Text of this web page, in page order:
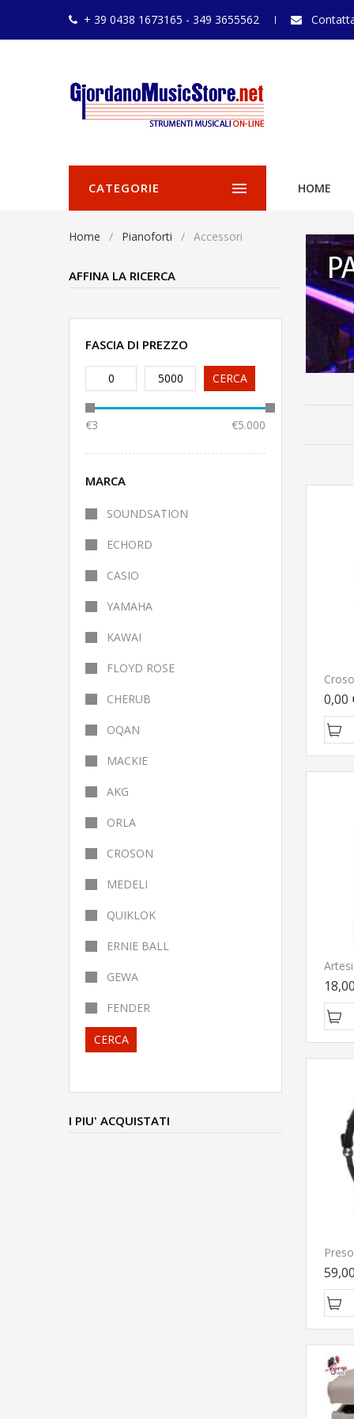
+ 39 0438 1673165 - 349 3655562
CATEGORIE HOME
Home Pianoforti Accessori
AFFINA LA RICERCA
FASCIA DI PREZZO
0 5000 CERCA
€3 €5.000
MARCA
SOUNDSATION
ECHORD
CASIO
YAMAHA
KAWAI
FLOYD ROSE
CHERUB
OQAN
MACKIE
AKG
ORLA
CROSON
MEDELI
QUIKLOK
ERNIE BALL
GEWA
FENDER
CERCA
I PIU' ACQUISTATI
0,00